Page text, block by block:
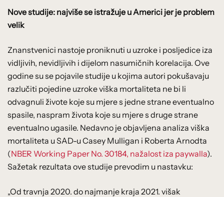
Nove studije: najviše se istražuje u Americi jer je problem
velik
Znanstvenici nastoje proniknuti u uzroke i posljedice iza
vidljivih, nevidljivih i dijelom nasumičnih korelacija. Ove
godine su se pojavile studije u kojima autori pokušavaju
razlučiti pojedine uzroke viška mortaliteta ne bi li
odvagnuli živote koje su mjere s jedne strane eventualno
spasile, naspram života koje su mjere s druge strane
eventualno ugasile. Nedavno je objavljena analiza viška
mortaliteta u SAD-u Casey Mulligan i Roberta Arnodta
(NBER Working Paper No. 30184, nažalost iza paywalla).
Sažetak rezultata ove studije prevodim u nastavku:
„Od travnja 2020. do najmanje kraja 2021. višak